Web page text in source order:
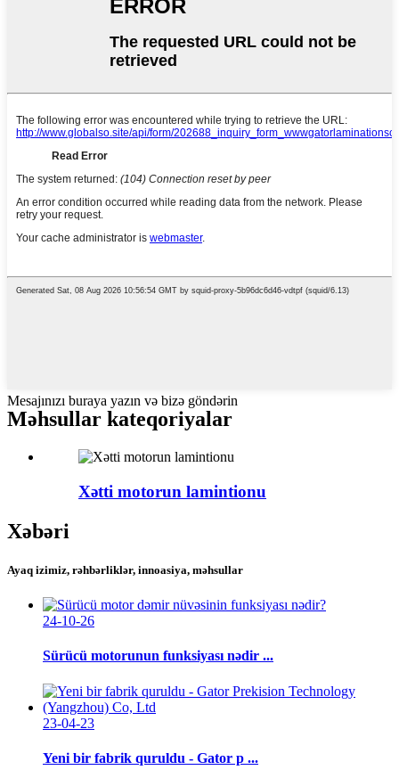
Mesajınızı buraya yazın və bizə göndərin
Məhsullar kateqoriyalar
Xətti motorun lamintionu
Xəbəri
Ayaq izimiz, rəhbərliklər, innoasiya, məhsullar
24-10-26
Sürücü motorunun funksiyası nədir ...
23-04-23
Yeni bir fabrik quruldu - Gator p ...